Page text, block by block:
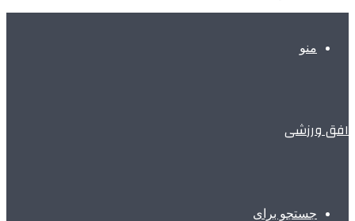
منو
افق ورزشی
جستجو برای